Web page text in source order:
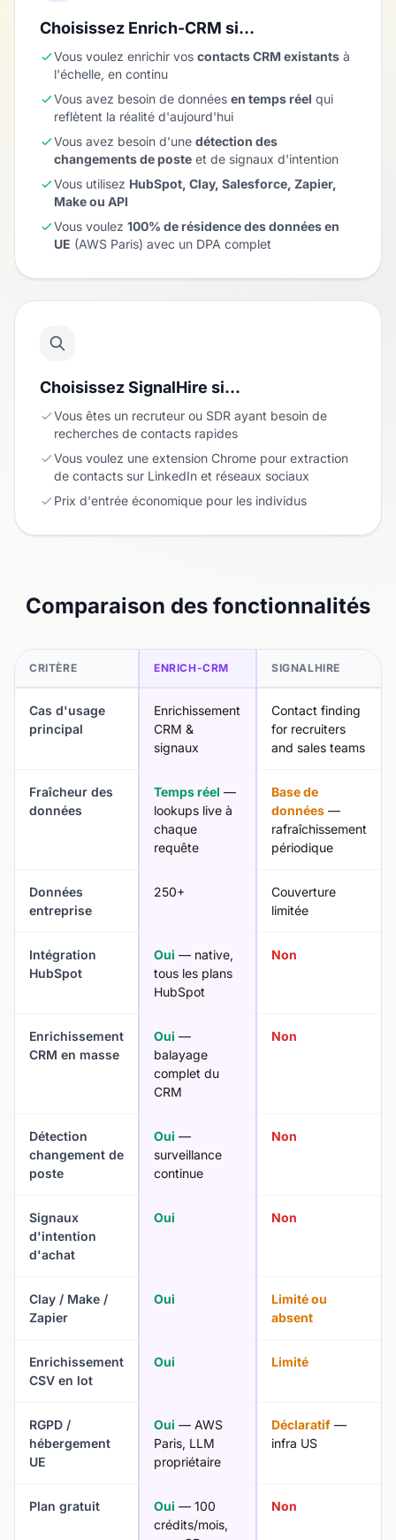
Choisissez Enrich-CRM si…
Vous voulez enrichir vos contacts CRM existants à
l'échelle, en continu
Vous avez besoin de données en temps réel qui
reflètent la réalité d'aujourd'hui
Vous avez besoin d'une détection des
changements de poste et de signaux d'intention
Vous utilisez HubSpot, Clay, Salesforce, Zapier,
Make ou API
Vous voulez 100% de résidence des données en
UE (AWS Paris) avec un DPA complet
Choisissez SignalHire si…
Vous êtes un recruteur ou SDR ayant besoin de
recherches de contacts rapides
Vous voulez une extension Chrome pour extraction
de contacts sur LinkedIn et réseaux sociaux
Prix d'entrée économique pour les individus
Comparaison des fonctionnalités
CRITÈRE ENRICH-CRM SIGNALHIRE
Cas d'usage
principal
Enrichissement
CRM &
signaux
Contact finding
for recruiters
and sales teams
Fraîcheur des
données
Temps réel —
lookups live à
chaque
requête
Base de
données —
rafraîchissement
périodique
Données
entreprise
250+
Couverture
limitée
Intégration
HubSpot
Oui — native,
tous les plans
HubSpot
Non
Enrichissement
CRM en masse
Oui —
balayage
complet du
CRM
Non
Détection
changement de
poste
Oui —
surveillance
continue
Non
Signaux
d'intention
d'achat
Oui Non
Clay / Make /
Zapier
Oui
Limité ou
absent
Enrichissement
CSV en lot
Oui Limité
RGPD /
hébergement
UE
Oui — AWS
Paris, LLM
propriétaire
Déclaratif —
infra US
Plan gratuit Oui — 100
crédits/mois,
Non